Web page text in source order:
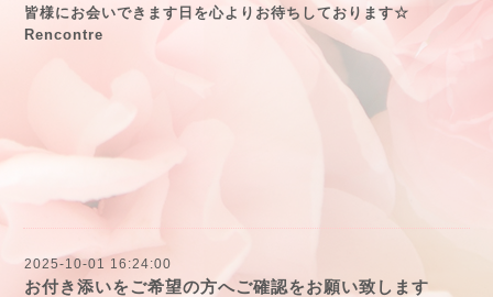
皆様にお会いできます日を心よりお待ちしております☆
Rencontre
2025-10-01 16:24:00
お付き添いをご希望の方へご確認をお願い致します